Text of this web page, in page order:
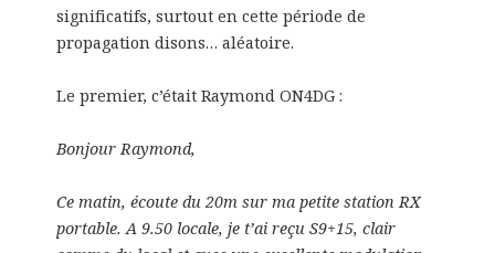
significatifs, surtout en cette période de
propagation disons… aléatoire.
Le premier, c’était Raymond ON4DG :
Bonjour Raymond,
Ce matin, écoute du 20m sur ma petite station RX
portable. A 9.50 locale, je t’ai reçu S9+15, clair